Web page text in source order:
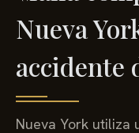
Nueva
accidente
Nueva York utiliza